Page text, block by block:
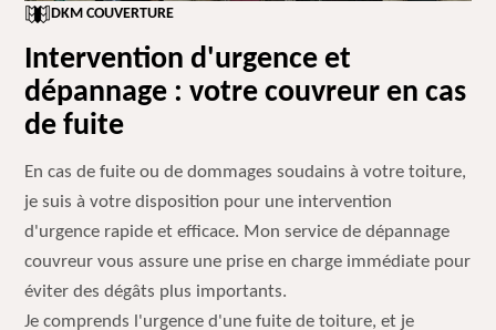
DKM COUVERTURE
Intervention d'urgence et
dépannage : votre couvreur en cas
de fuite
En cas de fuite ou de dommages soudains à votre toiture,
je suis à votre disposition pour une intervention
d'urgence rapide et efficace. Mon service de dépannage
couvreur vous assure une prise en charge immédiate pour
éviter des dégâts plus importants.
Je comprends l'urgence d'une fuite de toiture, et je